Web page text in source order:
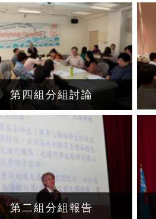
第四組分組討論
第二組分組報告